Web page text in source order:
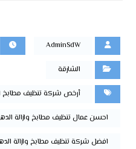
AdminSdW
الشارقة
أرخص شركة تنظيف مطابخ
احسن عمال تنظيف مطابخ وازالة
افضل شركة تنظيف مطابخ وازالة